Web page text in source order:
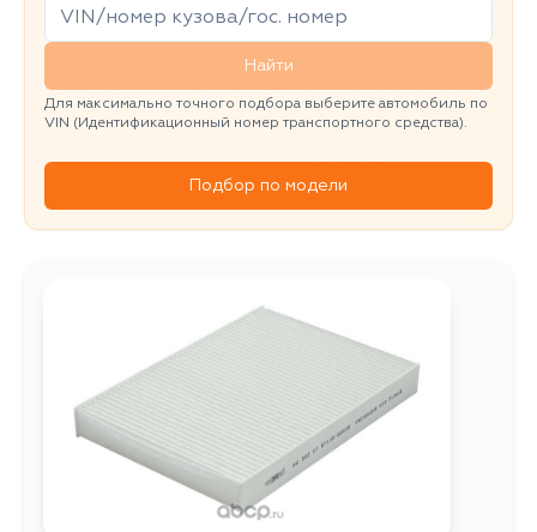
Найти
Для максимально точного подбора выберите автомобиль по
VIN (Идентификационный номер транспортного средства).
Подбор по модели